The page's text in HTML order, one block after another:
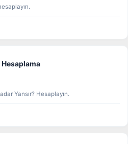
Yansır? Hesaplayın.